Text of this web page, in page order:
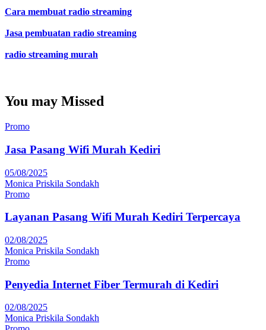
Cara membuat radio streaming
Jasa pembuatan radio streaming
radio streaming murah
You may Missed
Promo
Jasa Pasang Wifi Murah Kediri
05/08/2025
Monica Priskila Sondakh
Promo
Layanan Pasang Wifi Murah Kediri Terpercaya
02/08/2025
Monica Priskila Sondakh
Promo
Penyedia Internet Fiber Termurah di Kediri
02/08/2025
Monica Priskila Sondakh